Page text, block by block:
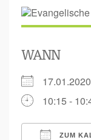
WANN
10:15 -
ZUM